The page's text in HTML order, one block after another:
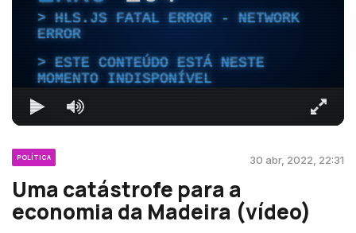
HLS.JS FATAL ERROR - NETWORK
ERROR
ESTE CONTEÚDO ESTÁ NESTE
MOMENTO INDISPONÍVEL
POLÍTICA 30 abr, 2022, 22:31
Uma catástrofe para a
economia da Madeira (vídeo)